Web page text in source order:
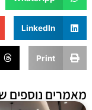
LinkedIn
Print
מאמרים נוספים